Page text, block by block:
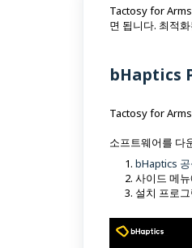
Tactosy for
면 됩니다. 최적
bHaptics
Tactosy for
소프트웨어를 다
bHaptics
사이드 메뉴
설치 프로